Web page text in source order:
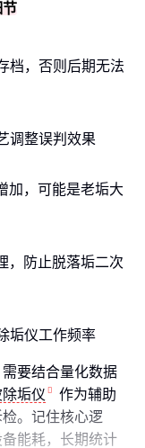
节
档，否则后期无法
调整误判效果
加，可能是老垢大
，防止脱落垢二次
垢仪工作频率
要结合量化数据
垢仪
作为辅助
。记住核心逻
能耗，长期统计